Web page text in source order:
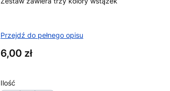
Przejdź do pełnego opisu
Cena
6,00 zł
Ilość